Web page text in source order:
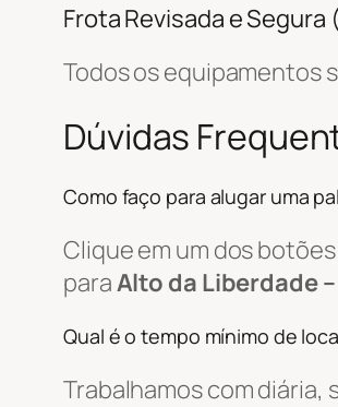
Frota Revisada e Segura
Todos os equipamentos
Dúvidas
Como faço para alugar uma
Clique em um dos
paraAlto da Liberdade
Qual é o tempo mínimo de
Trabalhamos com diária,